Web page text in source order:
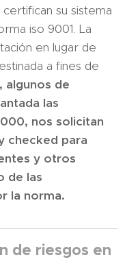
su sistema
iso 9001. La
en lugar de
a fines de
algunos de
las
nos solicitan
checked para
y otros
de las
la norma.
de riesgos en